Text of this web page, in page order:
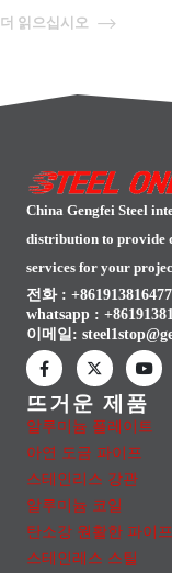
더 읽으십시오
China Gengfei Steel
distribution to provide
services for your
전화 :
whatsapp :
이메일:
뜨거운 제품
알루미늄 플레이트
아연 도금 파이프
스테인리스 강관
알루미늄 코일
탄소강 원활한 파이프
스테인레스 스틸